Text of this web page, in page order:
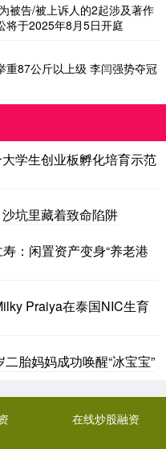
被告/被上诉人的2起涉及著作
将于2025年8月5日开庭
重87公斤以上级 李闫强势夺冠
学生创业板孵化培育示范
坑里藏着致命陷阱
：闲置资产变身“养老港
Praiya在泰国NIC生育
胎妈妈成功唤醒“冰宝宝”
在线炒股融资